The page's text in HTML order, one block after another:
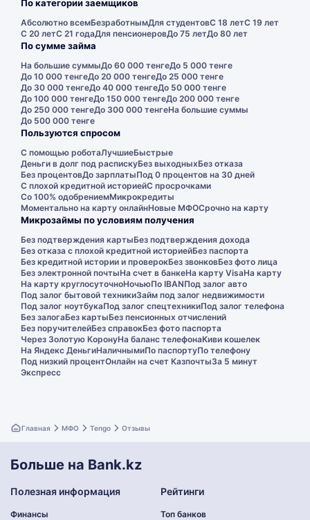
По категории заемщиков
Абсолютно всемБезработнымДля студентовС 18 летС 19 лет
С 20 летС 21 годаДля пенсионеровДо 75 летДо 80 лет
По сумме займа
На большие суммыДо 60 000 тенгеДо 5 000 тенге
До 10 000 тенгеДо 20 000 тенгеДо 25 000 тенге
До 30 000 тенгеДо 40 000 тенгеДо 50 000 тенге
До 100 000 тенгеДо 150 000 тенгеДо 200 000 тенге
До 250 000 тенгеДо 300 000 тенгеНа большие суммы
До 500 000 тенге
Пользуются спросом
С помощью роботаЛучшиеБыстрые
Деньги в долг под распискуБез выходныхБез отказа
Без процентовДо зарплатыПод 0 процентов на 30 дней
С плохой кредитной историейС просрочками
Со 100% одобрениемМикрокредиты
Моментально на карту онлайнНовые МФОСрочно на карту
Микрозаймы по условиям получения
Без подтверждения картыБез подтверждения дохода
Без отказа с плохой кредитной историейБез паспорта
Без кредитной истории и проверокБез звонковБез фото лица
Без электронной почтыНа счет в банкеНа карту VisaНа карту
На карту круглосуточноНочьюПо IBANПод залог авто
Под залог бытовой техникиЗайм под залог недвижимости
Под залог ноутбукаПод залог спецтехникиПод залог телефона
Без залогаБез картыБез пенсионных отчислений
Без поручителейБез справокБез фото паспорта
Через Золотую КоронуНа баланс телефонаКиви кошелек
На Яндекс ДеньгиНаличнымиПо паспортуПо телефону
Под низкий процентОнлайн на счет КазпочтыЗа 5 минут
Экспресс
Главная МФО Tengo Отзывы
Больше на Bank.kz
Полезная информация
Финансы
Рейтинги
Топ банков